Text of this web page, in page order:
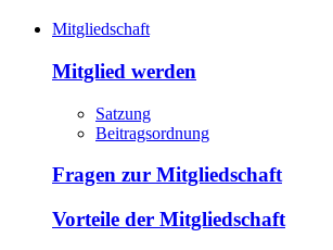
Mitgliedschaft
Mitglied werden
Satzung
Beitragsordnung
Fragen zur Mitgliedschaft
Vorteile der Mitgliedschaft